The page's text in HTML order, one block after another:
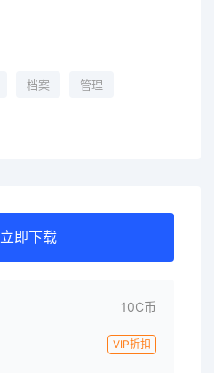
档案 管理
立即下载
10C币
VIP折扣